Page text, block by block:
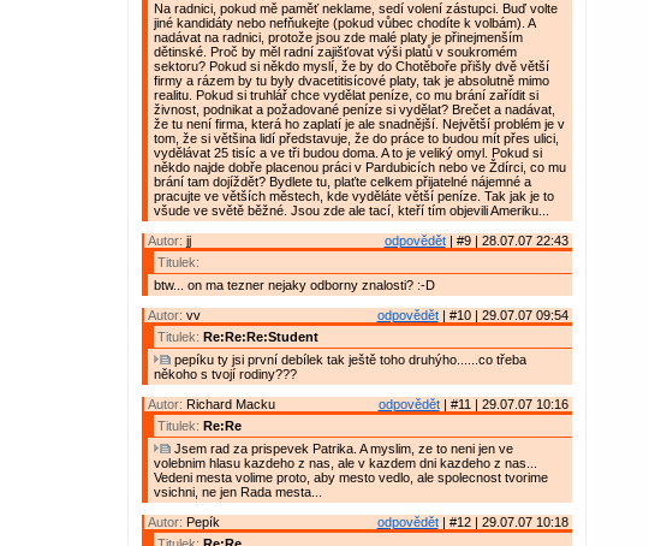
Na radnici, pokud mě paměť neklame, sedí volení zástupci. Buď volte
jiné kandidáty nebo nefňukejte (pokud vůbec chodíte k volbám). A
nadávat na radnici, protože jsou zde malé platy je přinejmenším
dětinské. Proč by měl radní zajišťovat výši platů v soukromém
sektoru? Pokud si někdo myslí, že by do Chotěboře přišly dvě větší
firmy a rázem by tu byly dvacetitisícové platy, tak je absolutně mimo
realitu. Pokud si truhlář chce vydělat peníze, co mu brání zařídit si
živnost, podnikat a požadované peníze si vydělat? Brečet a nadávat,
že tu není firma, která ho zaplatí je ale snadnější. Největší problém je v
tom, že si většina lidí představuje, že do práce to budou mít přes ulici,
vydělávat 25 tisíc a ve tři budou doma. A to je veliký omyl. Pokud si
někdo najde dobře placenou práci v Pardubicích nebo ve Ždírci, co mu
brání tam dojíždět? Bydlete tu, plaťte celkem přijatelné nájemné a
pracujte ve větších městech, kde vyděláte větší peníze. Tak jak je to
všude ve světě běžné. Jsou zde ale tací, kteří tím objevili Ameriku...
odpovědět| #9 | 28.07.07 22:43
Autor: jj
Titulek:
btw... on ma tezner nejaky odborny znalosti? :-D
odpovědět| #10 | 29.07.07 09:54
Autor: vv
Titulek: Re:Re:Re:Student
pepíku ty jsi první debílek tak ještě toho druhýho......co třeba
někoho s tvojí rodiny???
odpovědět| #11 | 29.07.07 10:16
Autor: Richard Macku
Titulek: Re:Re
Jsem rad za prispevek Patrika. A myslim, ze to neni jen ve
volebnim hlasu kazdeho z nas, ale v kazdem dni kazdeho z nas...
Vedeni mesta volime proto, aby mesto vedlo, ale spolecnost tvorime
vsichni, ne jen Rada mesta...
odpovědět| #12 | 29.07.07 10:18
Autor: Pepík